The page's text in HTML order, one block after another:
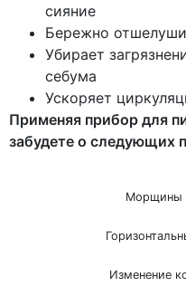
сияние
Бережно
Убирает
себума
Ускоряет
Применяя прибор для
забудете о следующих
Морщины
Изменение